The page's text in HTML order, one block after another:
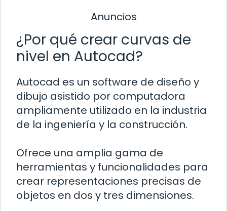
Anuncios
¿Por qué crear curvas de
nivel en Autocad?
Autocad es un software de diseño y
dibujo asistido por computadora
ampliamente utilizado en la industria
de la ingeniería y la construcción.
Ofrece una amplia gama de
herramientas y funcionalidades para
crear representaciones precisas de
objetos en dos y tres dimensiones.